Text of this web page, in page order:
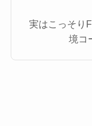
実はこっそり
境コ